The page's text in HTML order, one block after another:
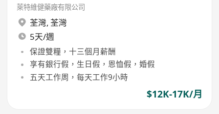
萊特維健藥廠有限公司
荃灣, 荃灣
5天/週
保證雙糧，十三個月薪酬
享有銀行假，生日假，恩恤假，婚假
五天工作周，每天工作9小時
$12K-17K/月